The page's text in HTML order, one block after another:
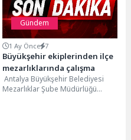
Gündem
1 Ay Önce 7
Büyükşehir ekiplerinden ilçe
mezarlıklarında çalışma
Antalya Büyükşehir Belediyesi
Mezarlıklar Şube Müdürlüğü